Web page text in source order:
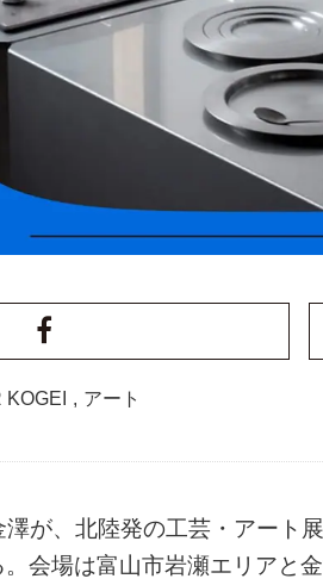
, アート
が、北陸発の工芸・アート
会場は富山市岩瀬エリアと